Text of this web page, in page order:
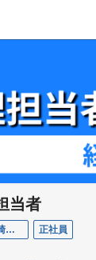
当者
現場工事安全管理担当者（尼崎事業所） 正社員